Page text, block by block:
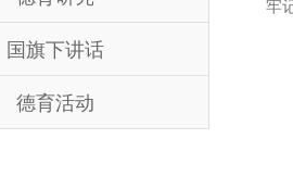
国旗下讲话
德育活动
牢